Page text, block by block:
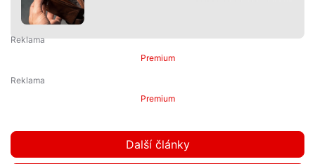
Premium
Premium
Další články